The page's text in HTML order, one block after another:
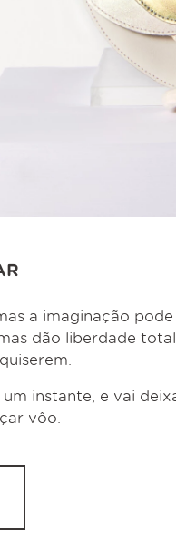
a imaginação
dão liberdade
instante, e vai
vôo.